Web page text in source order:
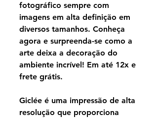
fotográfico sempre com
imagens em alta definição em
diversos tamanhos. Conheça
agora e surpreenda-se como a
arte deixa a decoração do
ambiente incrível! Em até 12x e
frete grátis.
Giclée é uma impressão de alta
resolução que proporciona